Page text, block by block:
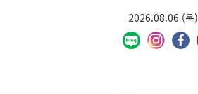
2026.08.06 (목)